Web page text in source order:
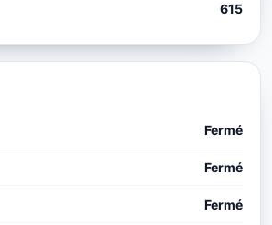
615
Fermé
Fermé
Fermé